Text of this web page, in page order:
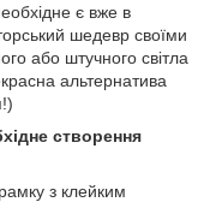
є вже в
шедевр своїми
або штучного світла
альтернатива
створення
з клейким